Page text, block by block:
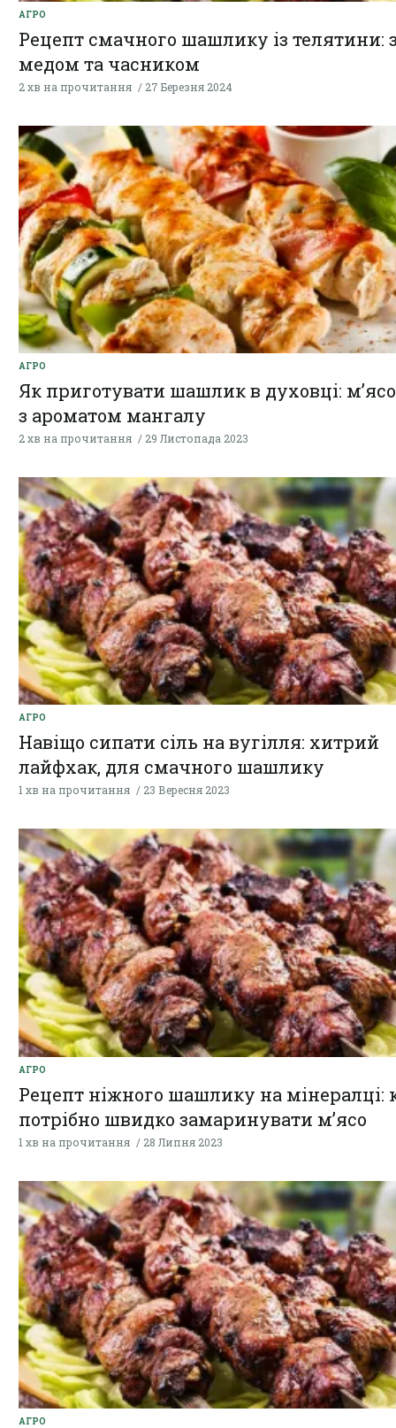
АГРО
Рецепт смачного шашлику із телятини:
медом та часником
2 хв на прочитання 27 Березня 2024
АГРО
Як приготувати шашлик в духовці:
з ароматом мангалу
2 хв на прочитання 29 Листопада 2023
АГРО
Навіщо сипати сіль на вугілля: хитрий
лайфхак, для смачного шашлику
1 хв на прочитання 23 Вересня 2023
АГРО
Рецепт ніжного шашлику на мінералці:
потрібно швидко замаринувати м’ясо
1 хв на прочитання 28 Липня 2023
АГРО